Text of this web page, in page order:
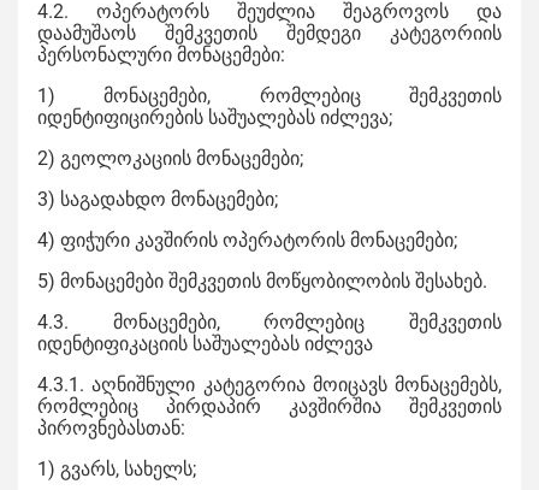
4.2. ოპერატორს შეუძლია შეაგროვოს და
დაამუშაოს შემკვეთის შემდეგი კატეგორიის
პერსონალური მონაცემები:
1) მონაცემები, რომლებიც შემკვეთის
იდენტიფიცირების საშუალებას იძლევა;
2) გეოლოკაციის მონაცემები;
3) საგადახდო მონაცემები;
4) ფიჭური კავშირის ოპერატორის მონაცემები;
5) მონაცემები შემკვეთის მოწყობილობის შესახებ.
4.3. მონაცემები, რომლებიც შემკვეთის
იდენტიფიკაციის საშუალებას იძლევა
4.3.1. აღნიშნული კატეგორია მოიცავს მონაცემებს,
რომლებიც პირდაპირ კავშირშია შემკვეთის
პიროვნებასთან:
1) გვარს, სახელს;